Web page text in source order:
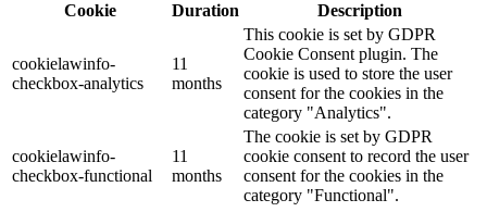
Cookie
Duration Description
cookielawinfo-
checkbox-analytics
11
months
This cookie is set by GDPR
Cookie Consent plugin. The
cookie is used to store the user
consent for the cookies in the
category "Analytics".
cookielawinfo-
checkbox-functional
11
months
The cookie is set by GDPR
cookie consent to record the user
consent for the cookies in the
category "Functional".